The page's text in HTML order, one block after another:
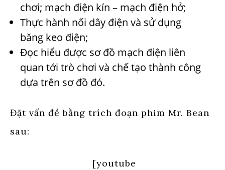
chơi; mạch điện kín – mạch điện hở;
Thực hành nối dây điện và sử dụng
băng keo điện;
Đọc hiểu được sơ đồ mạch điện liên
quan tới trò chơi và chế tạo thành công
dựa trên sơ đồ đó.
Đặt vấn đề bằng trích đoạn phim Mr. Bean
sau:
[youtube